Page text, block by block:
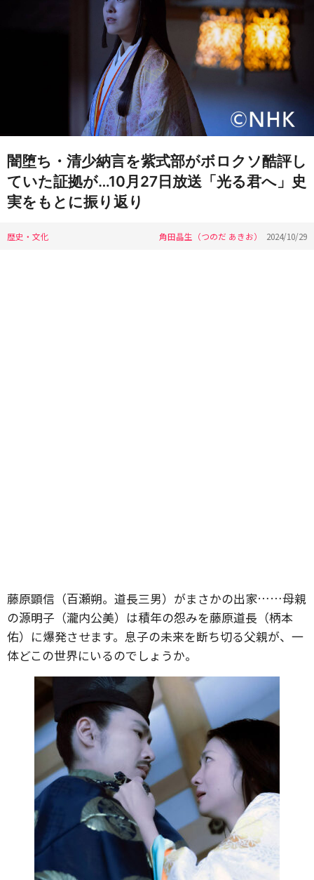
闇堕ち・清少納言を紫式部がボロクソ酷評し
ていた証拠が…10月27日放送「光る君へ」史
実をもとに振り返り
歴史・文化 角田晶生（つのだ あきお） 2024/10/29
藤原顕信（百瀬朔。道長三男）がまさかの出家……母親
の源明子（瀧内公美）は積年の怨みを藤原道長（柄本
佑）に爆発させます。息子の未来を断ち切る父親が、一
体どこの世界にいるのでしょうか。